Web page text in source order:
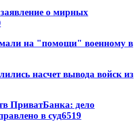
о мирных
на "помощи" военному в
насчет вывода войск из
ПриватБанка: дело
в суд6519